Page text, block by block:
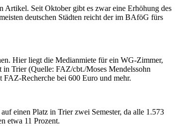
Artikel. Seit Oktober gibt es zwar eine Erhöhung des
deutschen Städten reicht der im BAföG fürs
Hier liegt die Medianmiete für ein WG-Zimmer,
Trier (Quelle: FAZ/cbt./Moses Mendelssohn
Recherche bei 600 Euro und mehr.
einen Platz in Trier zwei Semester, da alle 1.573
etwa 11 Prozent.